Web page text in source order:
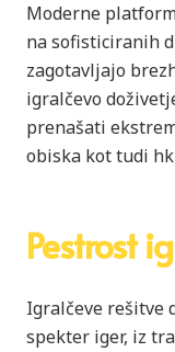
Moderne
na sofisticiranih
zagotavljajo
igralčevo
prenašati
obiska kot tudi
Pestrost
Igralčeve rešitve
spekter iger, iz